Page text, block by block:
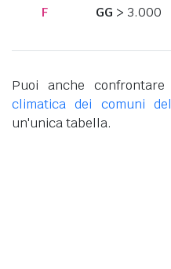
F GG > 3.000
Puoi anche
climatica dei comuni
un'unica tabella.